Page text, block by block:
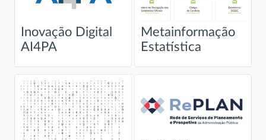
Inovação Digital
AI4PA
Metainformação
Estatística